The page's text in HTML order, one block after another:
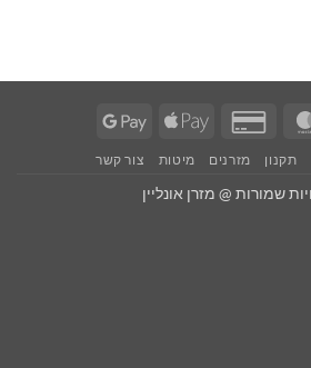
MasterCard
Credit
2
Apple
Google
תקנון מזרנים מיטות צור קשר
שמורות @ מזרן אונליין